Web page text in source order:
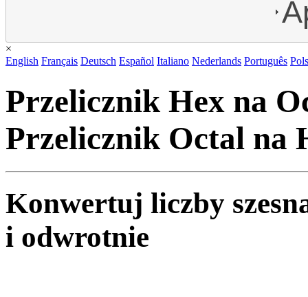
×
English Français Deutsch Español Italiano Nederlands Português
Przelicznik Hex na
Przelicznik Octal na
Konwertuj liczby
i odwrotnie